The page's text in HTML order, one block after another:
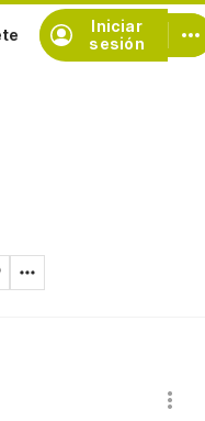
Iniciar
sesión